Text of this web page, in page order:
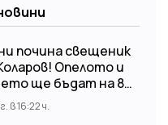
почина свещеник
Опелото и
ще бъдат на 8
от 11:00 часа в
Козма и Дамян”, гр.
в 16:22 ч.